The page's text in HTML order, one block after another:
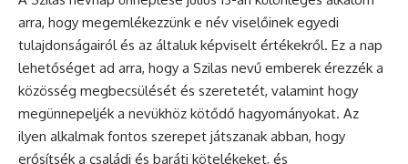
arra, hogy megemlékezzünk e név viselőinek egyedi
tulajdonságairól és az általuk képviselt értékekről. Ez a nap
lehetőséget ad arra, hogy a Szilas nevű emberek érezzék a
közösség megbecsülését és szeretetét, valamint hogy
megünnepeljék a nevükhöz kötődő hagyományokat. Az
ilyen alkalmak fontos szerepet játszanak abban, hogy
erősítsék a családi és baráti kötelékeket, és